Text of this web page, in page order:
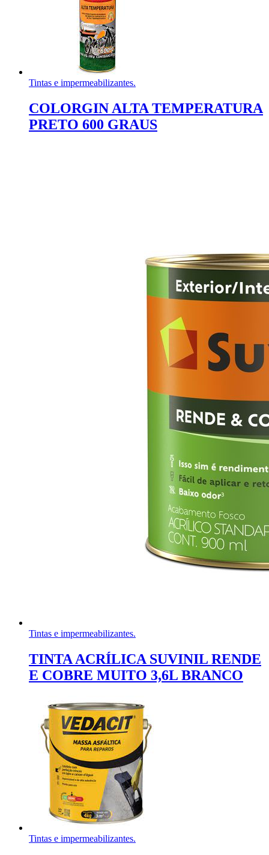
Tintas e impermeabilizantes.
COLORGIN ALTA TEMPERATURA
PRETO 600 GRAUS
Tintas e impermeabilizantes.
TINTA ACRÍLICA SUVINIL RENDE
E COBRE MUITO 3,6L BRANCO
Tintas e impermeabilizantes.